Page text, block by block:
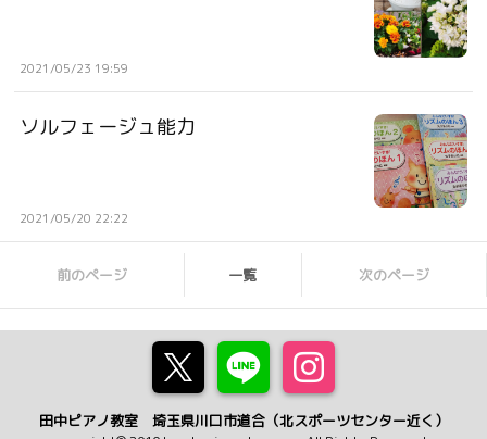
2021/05/23 19:59
ソルフェージュ能力
2021/05/20 22:22
前のページ 一覧 次のページ
田中ピアノ教室 埼玉県川口市道合（北スポーツセンター近く）